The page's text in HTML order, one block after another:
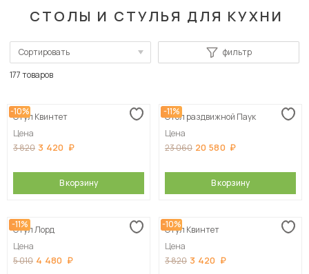
СТОЛЫ И СТУЛЬЯ ДЛЯ КУХНИ
Сортировать
Сначала дорогие
фильтр
177 товаров
-10%
Стул Квинтет
Цена
3 820 3 420
В корзину
-11%
Стол раздвижной Паук
Цена
23 060 20 580
В корзину
-11%
Стул Лорд
Цена
5 010 4 480
-10%
Стул Квинтет
Цена
3 820 3 420